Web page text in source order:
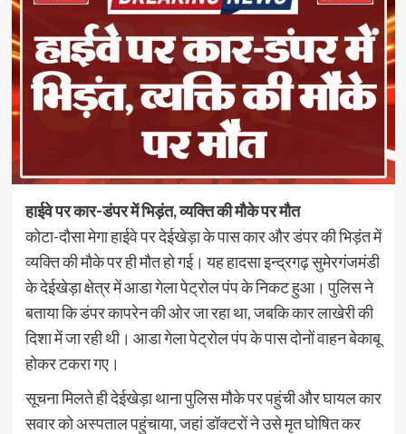
हाईवे पर कार-डंपर में भिड़ंत, व्यक्ति की मौके पर मौत
कोटा-दौसा मेगा हाईवे पर देईखेड़ा के पास कार और डंपर की भिड़ंत में
व्यक्ति की मौके पर ही मौत हो गई। यह हादसा इन्द्रगढ़ सुमेरगंजमंडी
के देईखेड़ा क्षेत्र में आडा गेला पेट्रोल पंप के निकट हुआ। पुलिस ने
बताया कि डंपर कापरेन की ओर जा रहा था, जबकि कार लाखेरी की
दिशा में जा रही थी। आडा गेला पेट्रोल पंप के पास दोनों वाहन बेकाबू
होकर टकरा गए।
सूचना मिलते ही देईखेड़ा थाना पुलिस मौके पर पहुंची और घायल कार
सवार को अस्पताल पहुंचाया, जहां डॉक्टरों ने उसे मृत घोषित कर